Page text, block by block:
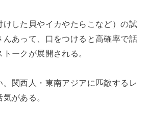
けした貝やイカやたらこなど）の試
んあって、口をつけると高確率で話
ークが展開される。
。関西人・東南アジアに匹敵するレ
がある。